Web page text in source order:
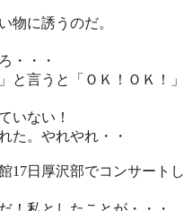
物に誘うのだ。
・・・
と言うと「ＯＫ！ＯＫ！
いない！
た。やれやれ・・
17日厚沢部でコンサート